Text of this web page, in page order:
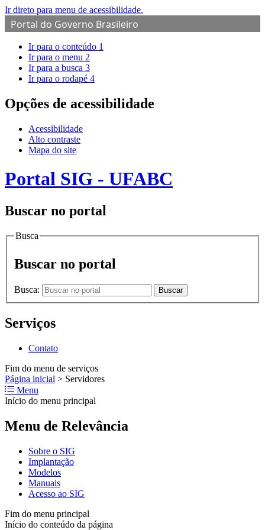
Ir direto para menu de acessibilidade.
Portal do Governo Brasileiro
Ir para o conteúdo 1
Ir para o menu 2
Ir para a busca 3
Ir para o rodapé 4
Opções de acessibilidade
Acessibilidade
Alto contraste
Mapa do site
Portal SIG - UFABC
Buscar no portal
Busca
Buscar no portal
Busca: Buscar
Serviços
Contato
Fim do menu de serviços
Página inicial > Servidores
Menu
Início do menu principal
Menu de Relevância
Sobre o SIG
Implantação
Modelos
Manuais
Acesso ao SIG
Fim do menu principal
Início do conteúdo da página